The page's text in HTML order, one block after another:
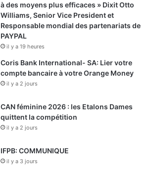
à des moyens plus efficaces » Dixit Otto
Williams, Senior Vice President et
Responsable mondial des partenariats de
PAYPAL
il y a 19 heures
Coris Bank International- SA: Lier votre
compte bancaire à votre Orange Money
il y a 2 jours
CAN féminine 2026 : les Etalons Dames
quittent la compétition
il y a 2 jours
IFPB: COMMUNIQUE
il y a 3 jours